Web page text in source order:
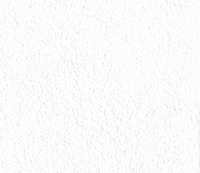
お問い合わせ方法